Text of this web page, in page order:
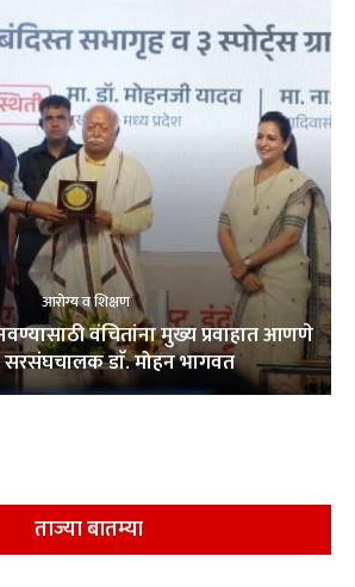
आरोग्य व शिक्षण
वंचितांना मुख्य प्रवाहात आणणे
डाॅ. मोहन भागवत
ताज्या बातम्या